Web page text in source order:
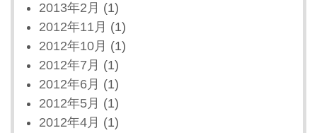
2013年2月 (1)
2012年11月 (1)
2012年10月 (1)
2012年7月 (1)
2012年6月 (1)
2012年5月 (1)
2012年4月 (1)